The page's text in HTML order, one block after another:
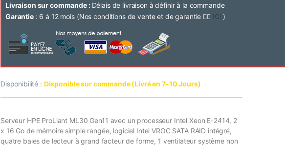
Livraison sur commande : Délais de livraison à définir à la commande
Garantie: 6 à 12 mois (Nos conditions de vente et de garantie 👉🏽 ICI )
Disponibilité : Disponible sur commande (Livré en 7-10 Jours)
Serveur HPE ProLiant ML30 Gen11 avec un processeur Intel Xeon E-2414, 2
x 16 Go de mémoire simple rangée, logiciel Intel VROC SATA RAID intégré,
quatre baies de lecteur à grand facteur de forme, 1 ventilateur système non